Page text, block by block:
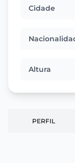
Cidade
Altura
PERFIL